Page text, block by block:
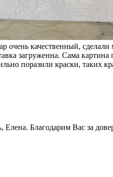
очень качественный,
загруженна. Сама
поразили краски, таких
Благодарим Вас за